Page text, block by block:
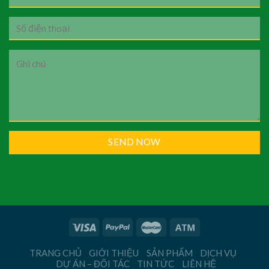
TRANG CHỦ GIỚI THIỆU SẢN PHẨM
DỊCH VỤ
DỰ ÁN – ĐỐI TÁC
TIN TỨC LIÊN HỆ